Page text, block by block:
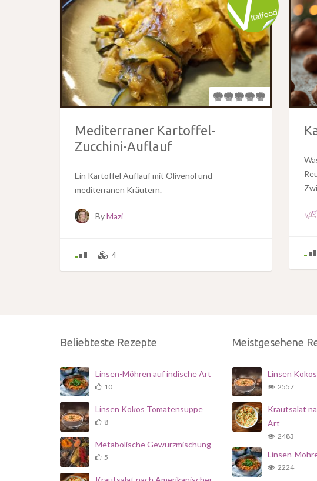
Mediterraner Kartoffel-
Zucchini-Auflauf
Ein Kartoffel Auflauf mit Olivenöl und
mediterranen Kräutern.
ByMazi
4
Beliebteste Rezepte
Linsen-Möhren auf indische Art
10
Linsen Kokos Tomatensuppe
8
Metabolische Gewürzmischung
5
Meistgesehene
Linsen
2557
Krautsalat
Art
2483
Linsen-
2224